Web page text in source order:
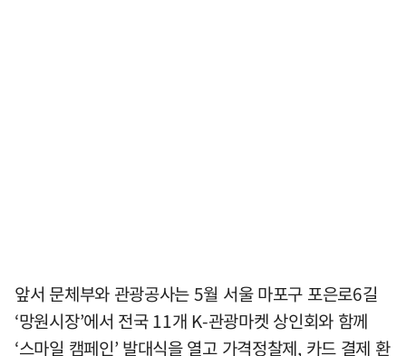
앞서 문체부와 관광공사는 5월 서울 마포구 포은로6길
‘망원시장’에서 전국 11개 K-관광마켓 상인회와 함께
‘스마일 캠페인’ 발대식을 열고 가격정찰제, 카드 결제 환